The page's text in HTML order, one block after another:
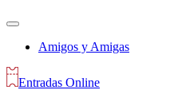
Amigos y Amigas
Entradas Online